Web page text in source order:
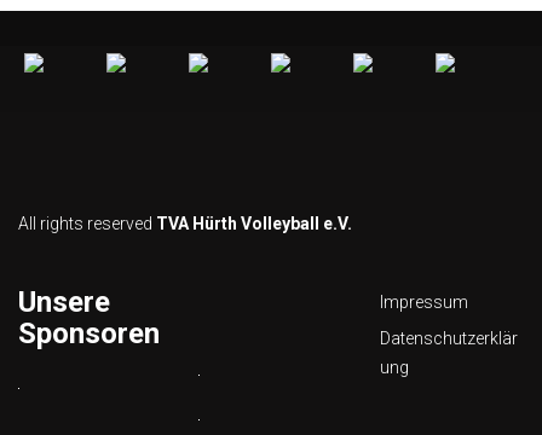
All rights reserved TVA Hürth Volleyball e.V.
Unsere
Sponsoren
Impressum
Datenschutzerklär
ung